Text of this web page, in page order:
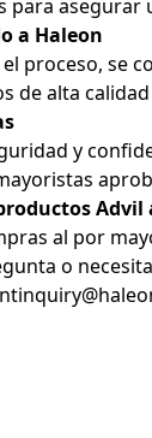
para asegurar
a Haleon
proceso, se
de alta
y
al por
o